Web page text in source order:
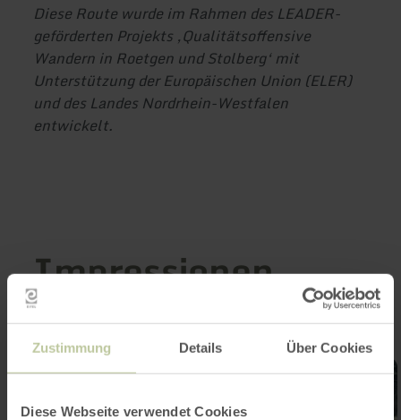
Zustimmung Details Über Cookies
Diese Webseite verwendet Cookies
Diese Route wurde im Rahmen des LEADER-
geförderten Projekts ‚Qualitätsoffensive
Wandern in Roetgen und Stolberg‘ mit
Unterstützung der Europäischen Union (ELER)
und des Landes Nordrhein-Westfalen
entwickelt.
Impressionen